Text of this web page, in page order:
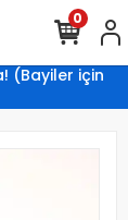
(Bayiler için
0